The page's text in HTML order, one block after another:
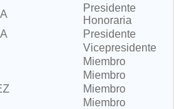
Presidente
Honoraria
Presidente
Vicepresidente
Miembro
Miembro
Miembro
Miembro